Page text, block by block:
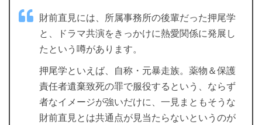
財前直見には、所属事務所の後輩だった押尾学
と、ドラマ共演をきっかけに熱愛関係に発展し
たという噂があります。
押尾学といえば、自称・元暴走族。薬物＆保護
責任者遺棄致死の罪で服役するという、ならず
者なイメージが強いだけに、一見まともそうな
財前直見とは共通点が見当たらないというのが